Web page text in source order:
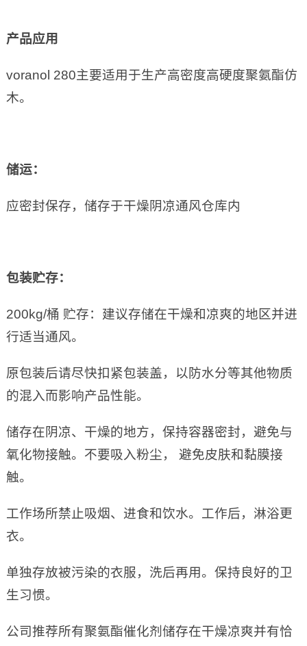
产品应用
voranol 280主要适用于生产高密度高硬度聚氨酯仿
木。
储运：
应密封保存，储存于干燥阴凉通风仓库内
包装贮存：
200kg/桶 贮存：建议存储在干燥和凉爽的地区并进
行适当通风。
原包装后请尽快扣紧包装盖，以防水分等其他物质
的混入而影响产品性能。
储存在阴凉、干燥的地方，保持容器密封，避免与
氧化物接触。不要吸入粉尘， 避免皮肤和黏膜接
触。
工作场所禁止吸烟、进食和饮水。工作后，淋浴更
衣。
单独存放被污染的衣服，洗后再用。保持良好的卫
生习惯。
公司推荐所有聚氨酯催化剂储存在干燥凉爽并有恰